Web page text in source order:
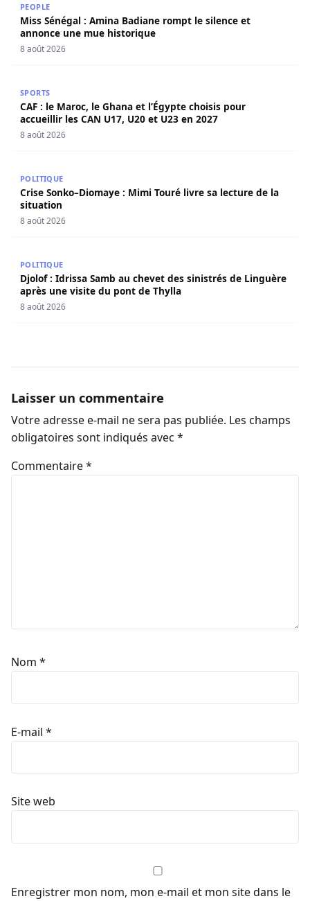
PEOPLE
Miss Sénégal : Amina Badiane rompt le silence et
annonce une mue historique
8 août 2026
SPORTS
CAF : le Maroc, le Ghana et l’Égypte choisis pour
accueillir les CAN U17, U20 et U23 en 2027
8 août 2026
POLITIQUE
Crise Sonko–Diomaye : Mimi Touré livre sa lecture de la
situation
8 août 2026
POLITIQUE
Djolof : Idrissa Samb au chevet des sinistrés de Linguère
après une visite du pont de Thylla
8 août 2026
Laisser un commentaire
Votre adresse e-mail ne sera pas publiée. Les champs
obligatoires sont indiqués avec *
Commentaire*
Nom *
E-mail *
Site web
Enregistrer mon nom, mon e-mail et mon site dans le